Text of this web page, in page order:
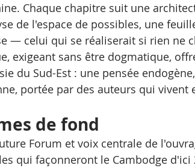
Chaque chapitre suit une
de l'espace de possibles, une
— celui qui se réaliserait si rien ne
exigeant sans être dogmatique,
du Sud-Est : une pensée
portée par des auteurs qui vivent
de fond
Forum et voix centrale de
qui façonneront le Cambodge d'ici